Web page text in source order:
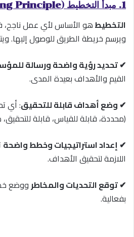
1. مبدأ التخطيط (Planning Principle)
التخطيطهو الأساس لأي عمل ناجح،
ويرسم خريطة الطريق للوصول إليها.
✔ تحديد رؤية واضحة ورسالة
القيم والأهداف بعيدة المدى.
✔ وضع أهداف قابلة للتحقيق: أي
(محددة، قابلة للقياس، قابلة
✔ إعداد استراتيجيات وخطط واضحة
اللازمة لتحقيق الأهداف.
✔ توقع التحديات والمخاطر ووضع
بفعالية.